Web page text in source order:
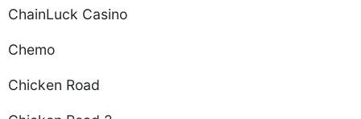
ChainLuck Casino
Chemo
Chicken Road